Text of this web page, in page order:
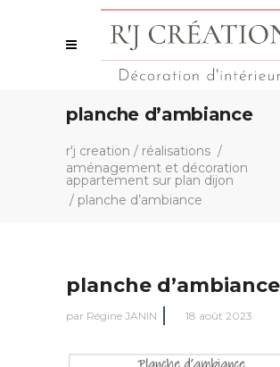
planche d’ambiance
r'j creation / réalisations /
aménagement et décoration
appartement sur plan dijon
/ planche d’ambiance
planche d’ambiance
par Régine JANIN 18 août 2023